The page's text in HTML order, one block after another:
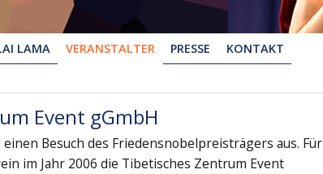
LAMA VERANSTALTER PRESSE KONTAKT
Event gGmbH
Besuch des Friedensnobelpreisträgers aus. Für
im Jahr 2006 die Tibetisches Zentrum Event